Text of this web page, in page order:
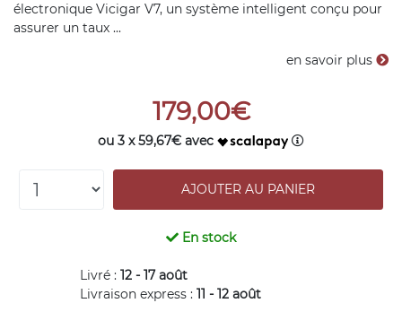
électronique Vicigar V7, un système intelligent conçu pour
assurer un taux ...
en savoir plus
179,00€
ou 3 x 59,67€ avec
En stock
Livré : 12 - 17 août
Livraison express : 11 - 12 août